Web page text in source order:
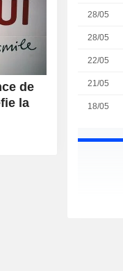
28/05
28/05
22/05
21/05
18/05
de
la